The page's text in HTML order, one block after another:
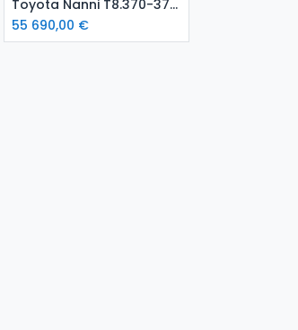
Toyota Nanni T8.370-370hp meridieselmoottori vetolaitteella
55 690,00 €